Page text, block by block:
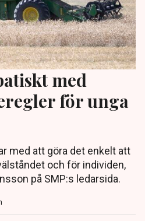
med
för unga
med att göra det enkelt att
och för individen,
på SMP:s ledarsida.